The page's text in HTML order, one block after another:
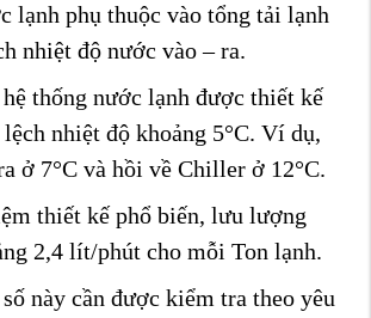
lạnh phụ thuộc vào tổng tải lạnh
nhiệt độ nước vào – ra.
thống nước lạnh được thiết kế
nhiệt độ khoảng 5°C. Ví dụ,
ở 7°C và hồi về Chiller ở 12°C.
thiết kế phổ biến, lưu lượng
2,4 lít/phút cho mỗi Ton lạnh.
này cần được kiểm tra theo yêu